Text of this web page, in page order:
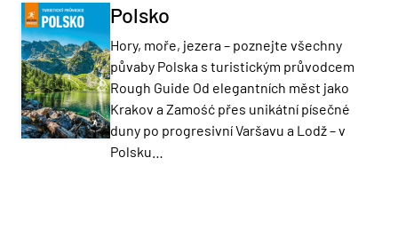
Polsko
Hory, moře, jezera – poznejte všechny
půvaby Polska s turistickým průvodcem
Rough Guide Od elegantních měst jako
Krakov a Zamość přes unikátní písečné
duny po progresivní Varšavu a Lodž – v
Polsku…